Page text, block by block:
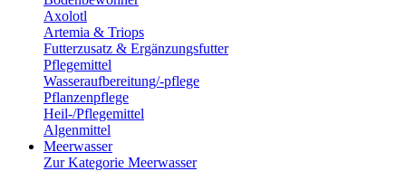
Axolotl
Artemia & Triops
Futterzusatz & Ergänzungsfutter
Pflegemittel
Wasseraufbereitung/-pflege
Pflanzenpflege
Heil-/Pflegemittel
Algenmittel
Meerwasser
Zur Kategorie Meerwasser